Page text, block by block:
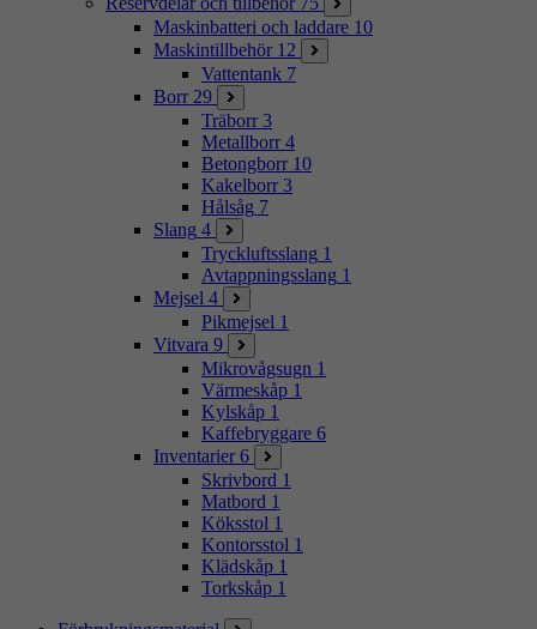
Maskinbatteri och laddare 10
Maskintillbehör 12
Vattentank 7
Borr 29
Träborr 3
Metallborr 4
Betongborr 10
Kakelborr 3
Hålsåg 7
Slang 4
Tryckluftsslang 1
Avtappningsslang 1
Mejsel 4
Pikmejsel 1
Vitvara 9
Mikrovågsugn 1
Värmeskåp 1
Kylskåp 1
Kaffebryggare 6
Inventarier 6
Skrivbord 1
Matbord 1
Köksstol 1
Kontorsstol 1
Klädskåp 1
Torkskåp 1